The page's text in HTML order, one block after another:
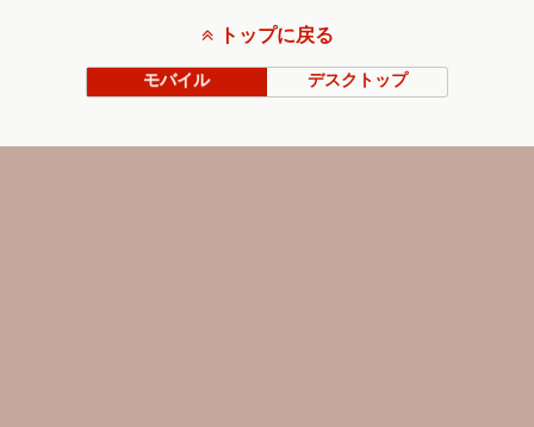
トップに戻る
モバイル デスクトップ